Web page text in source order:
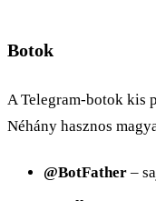
Botok
A Telegram-botok kis
Néhány hasznos
@BotFather –